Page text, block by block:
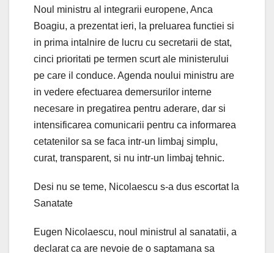
Noul ministru al integrarii europene, Anca
Boagiu, a prezentat ieri, la preluarea functiei si
in prima intalnire de lucru cu secretarii de stat,
cinci prioritati pe termen scurt ale ministerului
pe care il conduce. Agenda noului ministru are
in vedere efectuarea demersurilor interne
necesare in pregatirea pentru aderare, dar si
intensificarea comunicarii pentru ca informarea
cetatenilor sa se faca intr-un limbaj simplu,
curat, transparent, si nu intr-un limbaj tehnic.
Desi nu se teme, Nicolaescu s-a dus escortat la
Sanatate
Eugen Nicolaescu, noul ministrul al sanatatii, a
declarat ca are nevoie de o saptamana sa